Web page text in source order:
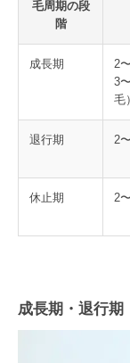
毛周期の段
階
成長期
2
3
毛）
退行期 2
休止期 2
成長期・退行期